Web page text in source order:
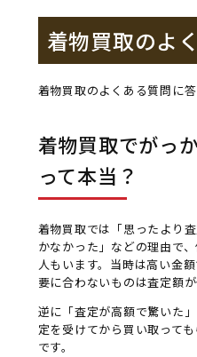
着物買取のよ
着物買取のよくある質問に答
着物買取でがっ
って本当？
着物買取では「思ったより
かなかった」などの理由で
人もいます。当時は高い金
要に合わないものは査定額
逆に「査定が高額で驚いた
定を受けてから買い取って
です。